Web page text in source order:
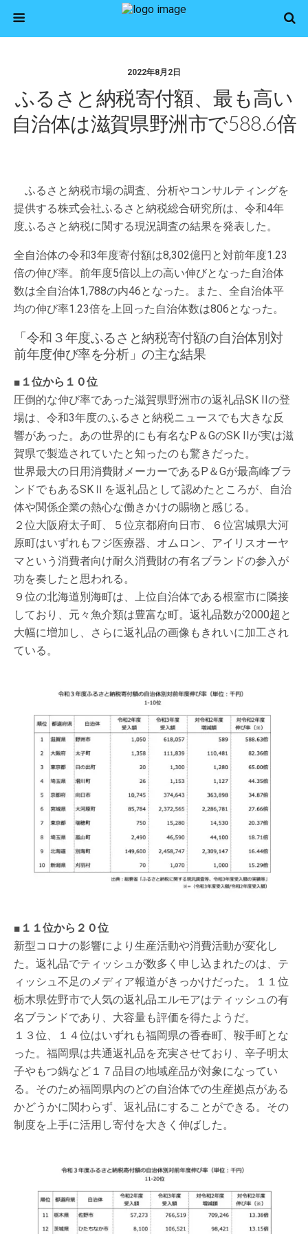
2022年8月2日
ふるさと納税寄付額、最も高い
自治体は滋賀県野洲市で588.6倍
ふるさと納税市場の調査、分析やコンサルティングを
提供する株式会社ふるさと納税総合研究所は、令和4年
度ふるさと納税に関する現況調査の結果を発表した。
全自治体の令和3年度寄付額は8,302億円と対前年度1.23
倍の伸び率。前年度5倍以上の高い伸びとなった自治体
数は全自治体1,788の内46となった。また、全自治体平
均の伸び率1.23倍を上回った自治体数は806となった。
「令和３年度ふるさと納税寄付額の自治体別対
前年度伸び率を分析」の主な結果
■１位から１０位
圧倒的な伸び率であった滋賀県野洲市の返礼品SK IIの登
場は、令和3年度のふるさと納税ニュースでも大きな反
響があった。あの世界的にも有名なP＆GのSK IIが実は滋
賀県で製造されていたと知ったのも驚きだった。
世界最大の日用消費財メーカーであるP＆Gが最高峰ブラ
ンドでもあるSKⅡを返礼品として認めたところが、自治
体や関係企業の熱心な働きかけの賜物と感じる。
２位大阪府太子町、５位京都府向日市、６位宮城県大河
原町はいずれもフジ医療器、オムロン、アイリスオーヤ
マという消費者向け耐久消費財の有名ブランドの参入が
功を奏したと思われる。
９位の北海道別海町は、上位自治体である根室市に隣接
しており、元々魚介類は豊富な町。返礼品数が2000超と
大幅に増加し、さらに返礼品の画像もきれいに加工され
ている。
■１１位から２０位
新型コロナの影響により生産活動や消費活動が変化し
た。返礼品でティッシュが数多く申し込まれたのは、テ
ィッシュ不足のメディア報道がきっかけだった。１１位
栃木県佐野市で人気の返礼品エルモアはティッシュの有
名ブランドであり、大容量も評価を得たようだ。
１３位、１４位はいずれも福岡県の香春町、鞍手町とな
った。福岡県は共通返礼品を充実させており、辛子明太
子やもつ鍋など１７品目の地域産品が対象になってい
る。そのため福岡県内のどの自治体での生産拠点がある
かどうかに関わらず、返礼品にすることができる。その
制度を上手に活用し寄付を大きく伸ばした。